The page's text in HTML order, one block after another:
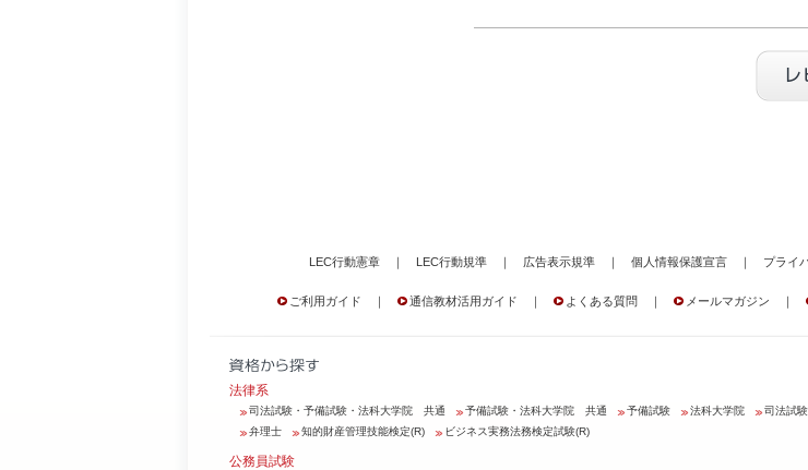
LEC行動憲章 ｜ LEC行動規準 ｜ 広告表示規準 ｜ 個人情報保護宣言 ｜ プライ
ご利用ガイド ｜ 通信教材活用ガイド ｜ よくある質問 ｜ メールマガジン ｜
法律系
司法試験・予備試験・法科大学院 共通 予備試験・法科大学院 共通 予備試験 法科大学院 司法試験
弁理士
知的財産管理技能検定(R) ビジネス実務法務検定試験(R)
公務員試験